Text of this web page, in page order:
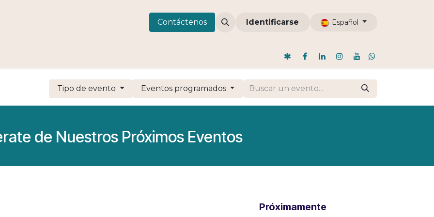
Eventos Comunidades ODI Nosotros Blog
Contáctenos Identificarse Español
Tipo de evento Eventos programados
de Nuestros Próximos Eventos
Próximamente